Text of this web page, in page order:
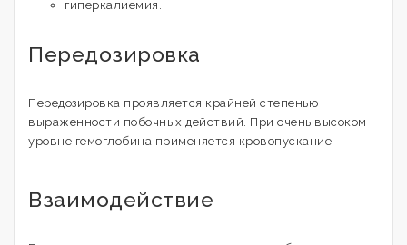
гиперкалиемия.
Передозировка
Передозировка проявляется крайней степенью
выраженности побочных действий. При очень высоком
уровне гемоглобина применяется кровопускание.
Взаимодействие